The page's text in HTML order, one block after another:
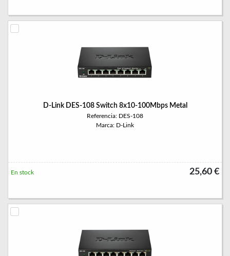
D-Link DES-108 Switch 8x10-100Mbps Metal
Referencia: DES-108
Marca: D-Link
25,60 €
En stock